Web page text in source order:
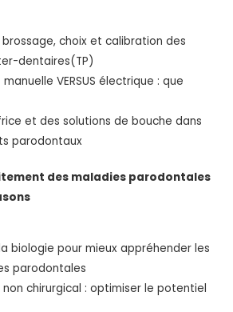
choix et calibration des
dentaires(TP)
VERSUS électrique : que
et des solutions de bouche dans
parodontaux
des maladies parodontales
biologie pour mieux appréhender les
parodontales
chirurgical : optimiser le potentiel